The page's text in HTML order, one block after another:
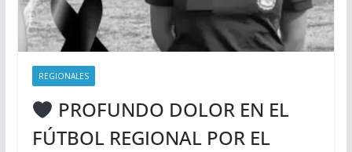
REGIONALES
PROFUNDO DOLOR EN EL
FÚTBOL REGIONAL POR EL